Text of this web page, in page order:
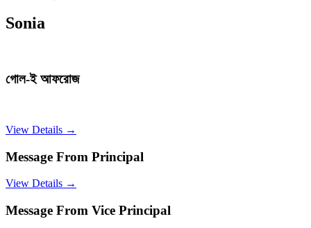
Sonia
গোল-ই আফরোজ
View Details →
Message From Principal
View Details →
Message From Vice Principal